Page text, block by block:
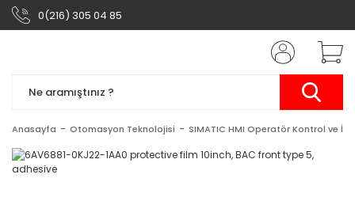
0(216) 305 04 85
Anasayfa Otomasyon Teknolojisi SIMATIC HMI Operatör Kontrol ve